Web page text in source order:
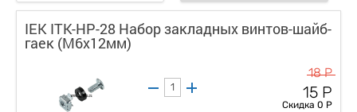
IEK ITK-HP-28 Набор закладных винтов-шайб-
гаек (M6x12мм)
18 Р
15 Р
Скидка 0 Р